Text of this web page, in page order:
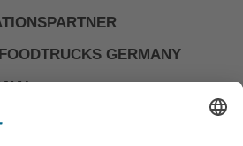
GERMANY